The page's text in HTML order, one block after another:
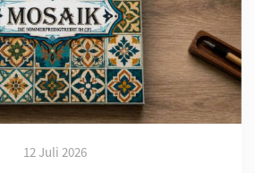
12 Juli 2026